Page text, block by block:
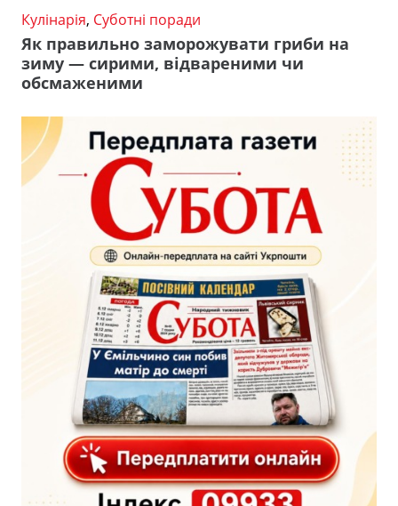
Кулінарія, Суботні поради
Як правильно заморожувати гриби на
зиму — сирими, відвареними чи
обсмаженими